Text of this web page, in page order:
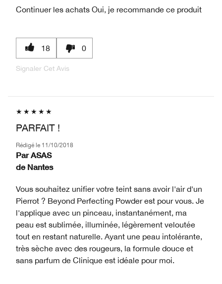
Continuer les achats Oui, je recommande ce produit
18 0
Signaler Cet Avis
PARFAIT !
Rédigé le 11/10/2018
Par ASAS
de Nantes
Vous souhaitez unifier votre teint sans avoir l'air d'un
Pierrot ? Beyond Perfecting Powder est pour vous. Je
l'applique avec un pinceau, instantanément, ma
peau est sublimée, illuminée, légèrement veloutée
tout en restant naturelle. Ayant une peau intolérante,
très sèche avec des rougeurs, la formule douce et
sans parfum de Clinique est idéale pour moi.